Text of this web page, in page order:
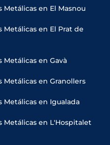
Metálicas en El Masnou
Metálicas en El Prat de
Metálicas en Gavà
Metálicas en Granollers
Metálicas en Igualada
Metálicas en L'Hospitalet